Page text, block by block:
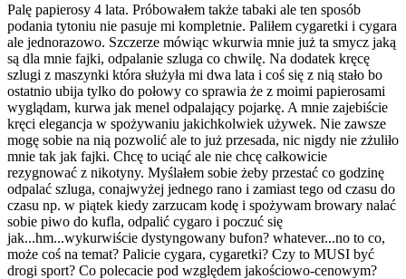
Palę papierosy 4 lata. Próbowałem także tabaki ale ten sposób
podania tytoniu nie pasuje mi kompletnie. Paliłem cygaretki i cygara
ale jednorazowo. Szczerze mówiąc wkurwia mnie już ta smycz jaką
są dla mnie fajki, odpalanie szluga co chwilę. Na dodatek kręcę
szlugi z maszynki która służyła mi dwa lata i coś się z nią stało bo
ostatnio ubija tylko do połowy co sprawia że z moimi papierosami
wyglądam, kurwa jak menel odpalający pojarkę. A mnie zajebiście
kręci elegancja w spożywaniu jakichkolwiek używek. Nie zawsze
mogę sobie na nią pozwolić ale to już przesada, nic nigdy nie zżuliło
mnie tak jak fajki. Chcę to uciąć ale nie chcę całkowicie
rezygnować z nikotyny. Myślałem sobie żeby przestać co godzinę
odpalać szluga, conajwyżej jednego rano i zamiast tego od czasu do
czasu np. w piątek kiedy zarzucam kodę i spożywam browary nalać
sobie piwo do kufla, odpalić cygaro i poczuć się
jak...hm...wykurwiście dystyngowany bufon? whatever...no to co,
może coś na temat? Palicie cygara, cygaretki? Czy to MUSI być
drogi sport? Co polecacie pod względem jakościowo-cenowym?